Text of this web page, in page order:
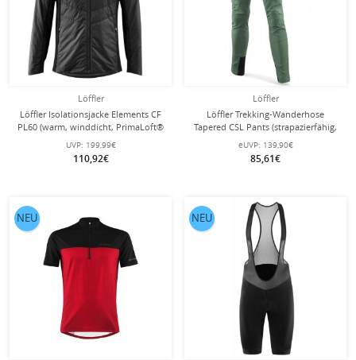
Löffler
Löffler Isolationsjacke Elements CF
PL60 (warm, winddicht, PrimaLoft®
Isolation) schwarz Herren
UVP: 199,99€
110,92€
Löffler
Löffler Trekking-Wanderhose
Tapered CSL Pants (strapazierfähig,
schnelltrocknend) lang pinegrün
Herren
eUVP: 139,90€
85,61€
NEU NEU